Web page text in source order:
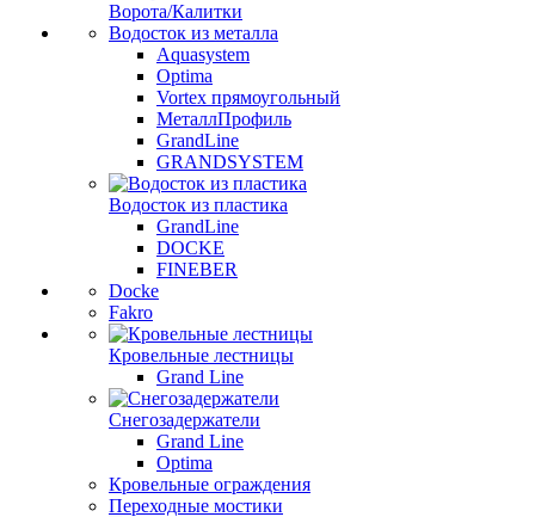
Ворота/Калитки
Водосток из металла
Aquasystem
Optima
Vortex прямоугольный
МеталлПрофиль
GrandLine
GRANDSYSTEM
Водосток из пластика
GrandLine
DOCKE
FINEBER
Docke
Fakro
Кровельные лестницы
Grand Line
Снегозадержатели
Grand Line
Optima
Кровельные ограждения
Переходные мостики